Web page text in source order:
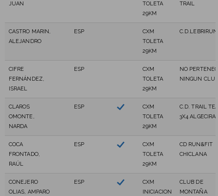
JUAN
TOLETA
29KM
TRAIL
CASTRO MARIN,
ALEJANDRO
ESP
CXM
TOLETA
29KM
CIFRE
FERNÁNDEZ,
ISRAEL
ESP
CXM
TOLETA
29KM
NO
NINGUN
CLAROS
OMONTE,
NARDA
ESP
CXM
TOLETA
29KM
C.D. TRAIL
3X4
COCA
FRONTADO,
RAÚL
ESP
CXM
TOLETA
29KM
CD RUN&FIT
CHICLANA
CONEJERO
OLIAS, AMPARO
ESP
CXM
INICIACION
CLUB DE
MONTAÑA